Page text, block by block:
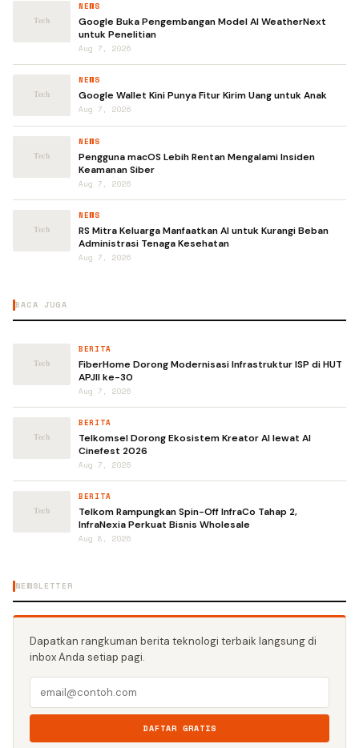
NEWS
Google Buka Pengembangan Model AI WeatherNext
untuk Penelitian
Aug 7, 2026
NEWS
Google Wallet Kini Punya Fitur Kirim Uang untuk Anak
Aug 7, 2026
NEWS
Pengguna macOS Lebih Rentan Mengalami Insiden
Keamanan Siber
Aug 7, 2026
NEWS
RS Mitra Keluarga Manfaatkan AI untuk Kurangi Beban
Administrasi Tenaga Kesehatan
Aug 7, 2026
BACA JUGA
BERITA
FiberHome Dorong Modernisasi Infrastruktur ISP di HUT
APJII ke-30
Aug 7, 2026
BERITA
Telkomsel Dorong Ekosistem Kreator AI lewat AI
Cinefest 2026
Aug 7, 2026
BERITA
Telkom Rampungkan Spin-Off InfraCo Tahap 2,
InfraNexia Perkuat Bisnis Wholesale
Aug 8, 2026
NEWSLETTER
Dapatkan rangkuman berita teknologi terbaik langsung di
inbox Anda setiap pagi.
DAFTAR GRATIS